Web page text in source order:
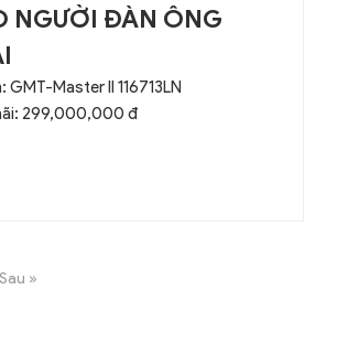
NGƯỜI ĐÀN ÔNG
GMT-Master II 116713LN
299,000,000 đ
Sau »